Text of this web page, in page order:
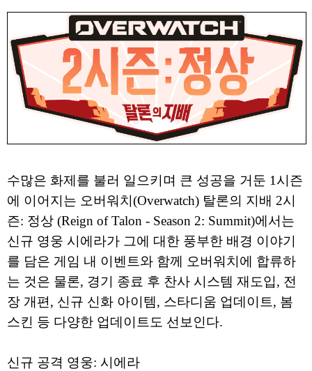
수많은 화제를 불러 일으키며 큰 성공을 거둔 1시즌
에 이어지는 오버워치(Overwatch) 탈론의 지배 2시
즌: 정상 (Reign of Talon - Season 2: Summit)에서는
신규 영웅 시에라가 그에 대한 풍부한 배경 이야기
를 담은 게임 내 이벤트와 함께 오버워치에 합류하
는 것은 물론, 경기 종료 후 찬사 시스템 재도입, 전
장 개편, 신규 신화 아이템, 스타디움 업데이트, 봄
스킨 등 다양한 업데이트도 선보인다.
신규 공격 영웅: 시에라